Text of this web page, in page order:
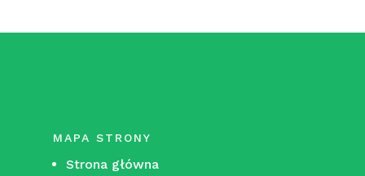
MAPA STRONY
Strona główna